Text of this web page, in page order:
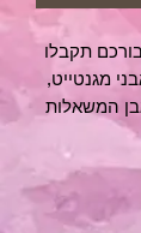
תקבלו
קוורץ שקופה, 4 אבני מגנטייט,
המשאלות
מיני
ישלח אליכם